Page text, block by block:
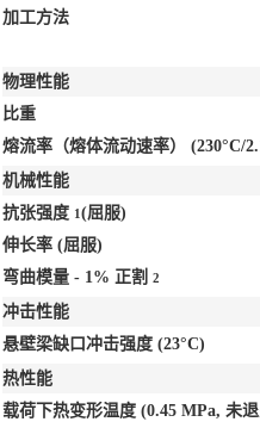
加工方法
物理性能
比重
熔流率（熔体流动速率） (230°C/
机械性能
抗张强度 1 (屈服)
伸长率 (屈服)
弯曲模量 - 1% 正割
2
冲击性能
悬壁梁缺口冲击强度 (23°C)
热性能
载荷下热变形温度 (0.45 MPa, 未